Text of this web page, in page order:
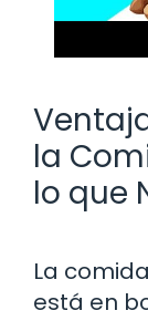
la
lo que
La
está en